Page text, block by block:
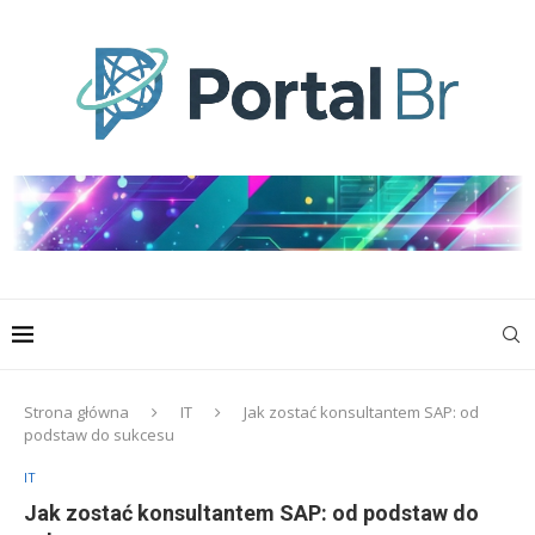
Strona główna IT
Jak zostać konsultantem SAP: od
podstaw do sukcesu
IT
Jak zostać konsultantem SAP: od podstaw do